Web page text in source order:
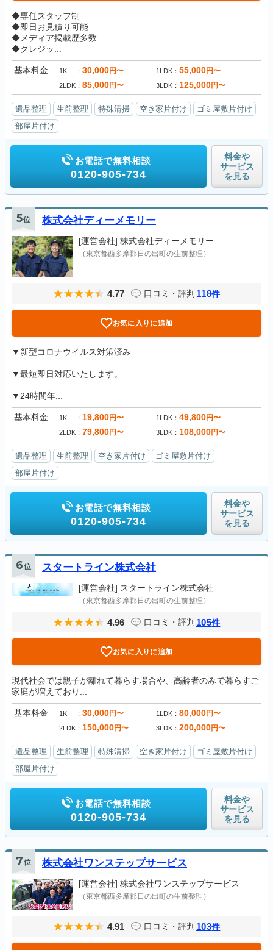
◆専任スタッフ制
◆即日お見積り可能
◆メディア掲載歴多数
◆クレジッ...
基本料金 1K 30,000円〜 1LDK 55,000円〜
2LDK 85,000円〜 3LDK 125,000円〜
遺品整理 生前整理 特殊清掃 空き家片付け
ゴミ屋敷片付け
部屋片付け
お電話で無料相談
0120-905-734
料金や
サービス
を見る
5位 株式会社ディーメモリー
[運営会社] 株式会社ディーメモリー
（東京都西多摩郡日の出町の生前整理）
4.77 口コミ・評判 118件
お気に入りに追加
▼新型コロナウイルス対策済み
▼最短即日対応いたします。
▼24時間年...
基本料金 1K 19,800円〜 1LDK 49,800円〜
2LDK 79,800円〜 3LDK 108,000円〜
遺品整理 生前整理 空き家片付け
ゴミ屋敷片付け
部屋片付け
お電話で無料相談
0120-905-734
料金や
サービス
を見る
6位 スタートライン株式会社
[運営会社] スタートライン株式会社
（東京都西多摩郡日の出町の生前整理）
4.96 口コミ・評判 105件
お気に入りに追加
現代社会では親子が離れて暮らす場合や、高齢者のみで暮らすご
家庭が増えており...
基本料金 1K 30,000円〜 1LDK 80,000円〜
2LDK 150,000円〜 3LDK 200,000円〜
遺品整理 生前整理 特殊清掃 空き家片付け
ゴミ屋敷片付け
部屋片付け
お電話で無料相談
0120-905-734
料金や
サービス
を見る
7位 株式会社ワンステップサービス
[運営会社] 株式会社ワンステップサービス
（東京都西多摩郡日の出町の生前整理）
4.91 口コミ・評判 103件